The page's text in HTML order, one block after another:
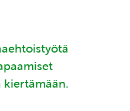
kiertämään.